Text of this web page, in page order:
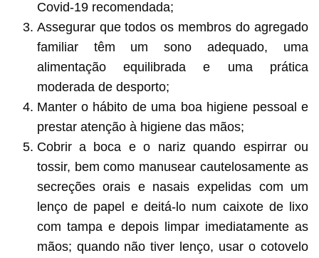
Covid-19 recomendada;
Assegurar que todos os membros do agregado
familiar têm um sono adequado, uma
alimentação equilibrada e uma prática
moderada de desporto;
Manter o hábito de uma boa higiene pessoal e
prestar atenção à higiene das mãos;
Cobrir a boca e o nariz quando espirrar ou
tossir, bem como manusear cautelosamente as
secreções orais e nasais expelidas com um
lenço de papel e deitá-lo num caixote de lixo
com tampa e depois limpar imediatamente as
mãos; quando não tiver lenço, usar o cotovelo